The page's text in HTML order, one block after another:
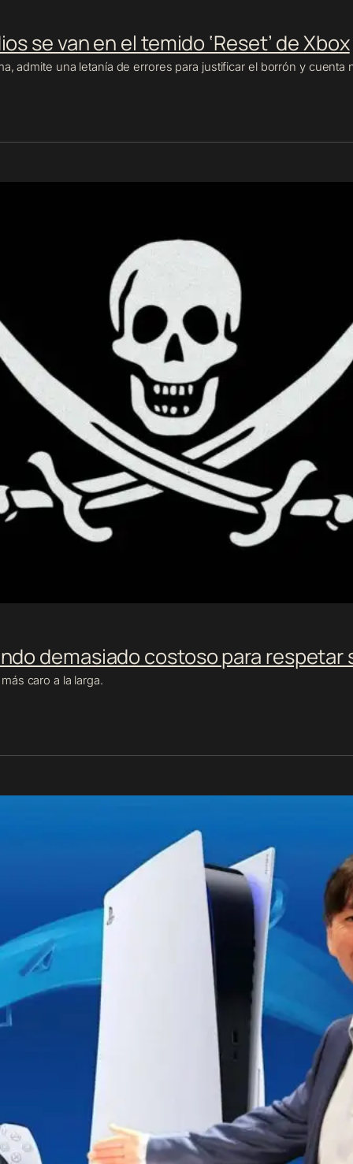
se van en el temido ‘Reset’ de Xbox
admite una letanía de errores para justificar el borrón y cuenta
demasiado costoso para respetar
caro a la larga.